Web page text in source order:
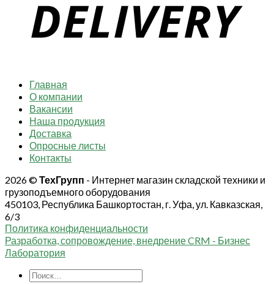
Главная
О компании
Вакансии
Наша продукция
Доставка
Опросные листы
Контакты
2026 ©ТехГрупп - Интернет магазин складской техники и
грузоподъемного оборудования
450103, Республика Башкортостан, г. Уфа, ул. Кавказская,
6/3
Политика конфиденциальности
Разработка, сопровождение, внедрение CRM - Бизнес
Лаборатория
Искать: